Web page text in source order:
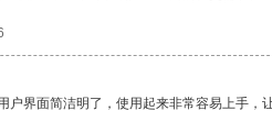
户界面简洁明了，使用起来非常容易上手，